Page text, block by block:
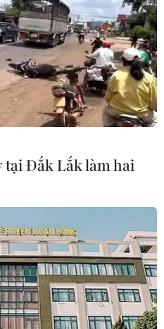
tại Đắk Lắk làm hai